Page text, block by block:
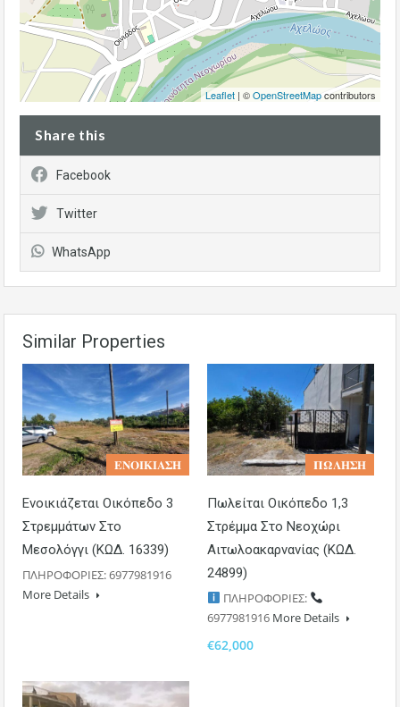
Leaflet | ©OpenStreetMapcontributors
Share this
Facebook
Twitter
WhatsApp
Similar Properties
𝚬𝚴𝚶𝚰𝚱𝚰𝚨𝚺𝚮
Ενοικιάζεται Οικόπεδο 3
Στρεμμάτων Στο
Μεσολόγγι (ΚΩΔ. 16339)
ΠΛΗΡΟΦΟΡΙΕΣ: 6977981916
More Details
𝚷𝛀𝚲𝚮𝚺𝚮
Πωλείται Οικόπεδο 1,3
Στρέμμα Στο Νεοχώρι
Αιτωλοακαρνανίας (ΚΩΔ.
24899)
ΠΛΗΡΟΦΟΡΙΕΣ:
6977981916 More Details
€62,000